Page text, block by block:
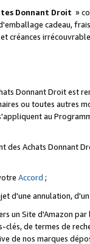
Donnant Droit »
cadeau,
créances
Donnant Droit est
ou toutes autres
au
des Achats Donnant
Accord ;
d'une annulation,
un Site d'Amazon
clés, de termes de
de nos marques